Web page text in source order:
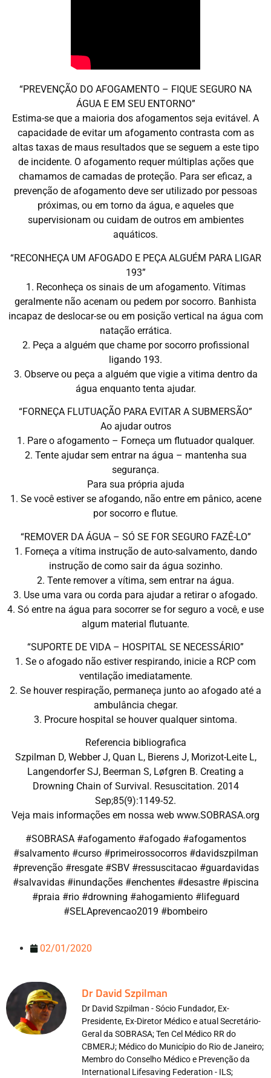
“PREVENÇÃO DO AFOGAMENTO – FIQUE SEGURO NA
ÁGUA E EM SEU ENTORNO”
Estima-se que a maioria dos afogamentos seja evitável. A
capacidade de evitar um afogamento contrasta com as
altas taxas de maus resultados que se seguem a este tipo
de incidente. O afogamento requer múltiplas ações que
chamamos de camadas de proteção. Para ser eficaz, a
prevenção de afogamento deve ser utilizado por pessoas
próximas, ou em torno da água, e aqueles que
supervisionam ou cuidam de outros em ambientes
aquáticos.
“RECONHEÇA UM AFOGADO E PEÇA ALGUÉM PARA LIGAR
193”
1. Reconheça os sinais de um afogamento. Vítimas
geralmente não acenam ou pedem por socorro. Banhista
incapaz de deslocar-se ou em posição vertical na água com
natação errática.
2. Peça a alguém que chame por socorro profissional
ligando 193.
3. Observe ou peça a alguém que vigie a vitima dentro da
água enquanto tenta ajudar.
“FORNEÇA FLUTUAÇÃO PARA EVITAR A SUBMERSÃO”
Ao ajudar outros
1. Pare o afogamento – Forneça um flutuador qualquer.
2. Tente ajudar sem entrar na água – mantenha sua
segurança.
Para sua própria ajuda
1. Se você estiver se afogando, não entre em pânico, acene
por socorro e flutue.
“REMOVER DA ÁGUA – SÓ SE FOR SEGURO FAZÊ-LO”
1. Forneça a vítima instrução de auto-salvamento, dando
instrução de como sair da água sozinho.
2. Tente remover a vítima, sem entrar na água.
3. Use uma vara ou corda para ajudar a retirar o afogado.
4. Só entre na água para socorrer se for seguro a você, e use
algum material flutuante.
“SUPORTE DE VIDA – HOSPITAL SE NECESSÁRIO”
1. Se o afogado não estiver respirando, inicie a RCP com
ventilação imediatamente.
2. Se houver respiração, permaneça junto ao afogado até a
ambulância chegar.
3. Procure hospital se houver qualquer sintoma.
Referencia bibliografica
Szpilman D, Webber J, Quan L, Bierens J, Morizot-Leite L,
Langendorfer SJ, Beerman S, Løfgren B. Creating a
Drowning Chain of Survival. Resuscitation. 2014
Sep;85(9):1149-52.
Veja mais informações em nossa web www.SOBRASA.org
#SOBRASA #afogamento #afogado #afogamentos
#salvamento #curso #primeirossocorros #davidszpilman
#prevenção #resgate #SBV #ressuscitacao #guardavidas
#salvavidas #inundações #enchentes #desastre #piscina
#praia #rio #drowning #ahogamiento #lifeguard
#SELAprevencao2019 #bombeiro
02/01/2020
Dr David Szpilman
Dr David Szpilman - Sócio Fundador, Ex-
Presidente, Ex-Diretor Médico e atual Secretário-
Geral da SOBRASA; Ten Cel Médico RR do
CBMERJ; Médico do Município do Rio de Janeiro;
Membro do Conselho Médico e Prevenção da
International Lifesaving Federation - ILS;